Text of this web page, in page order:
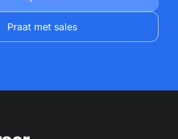
Praat met sales